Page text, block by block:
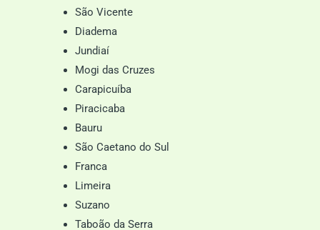
São Vicente
Diadema
Jundiaí
Mogi das Cruzes
Carapicuíba
Piracicaba
Bauru
São Caetano do Sul
Franca
Limeira
Suzano
Taboão da Serra